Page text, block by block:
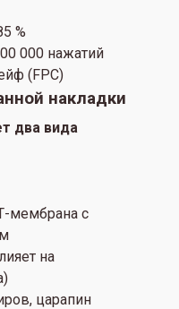
%
000 нажатий
(FPC)
накладки
два вида
мембрана с
на
царапин